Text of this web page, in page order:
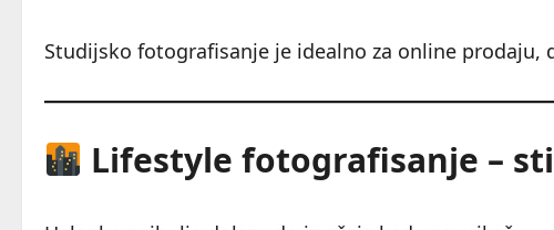
Studijsko fotografisanje je idealno za online
Lifestyle fotografisanje –